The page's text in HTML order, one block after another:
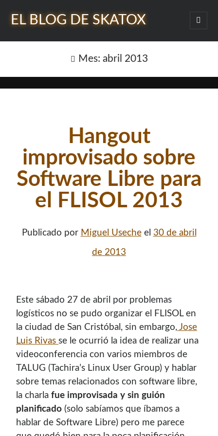
EL BLOG DE SKATOX
abrir
menú
Barra
¡Hola mi nombre es Miguel Useche!
WordPress Venezuela
promuevo tecnologías abiertas, mantengoPKGBUILDS
de Archlinux,plugins de WordPressy me gusta organizar
o dar charlas.
Mes: abril 2013
Hangout
improvisado sobre
Software Libre para
el FLISOL 2013
Publicado por Miguel Usecheel 30 de abril
de 2013
Este sábado 27 de abril por problemas
logísticos no se pudo organizar el FLISOL en
la ciudad de San Cristóbal, sin embargo, Jose
Luis Rivasse le ocurrió la idea de realizar una
videoconferencia con varios miembros de
TALUG (Tachira’s Linux User Group) y hablar
sobre temas relacionados con software libre,
la charla fue improvisada y sin guión
planificado(solo sabíamos que íbamos a
hablar de Software Libre) pero me parece